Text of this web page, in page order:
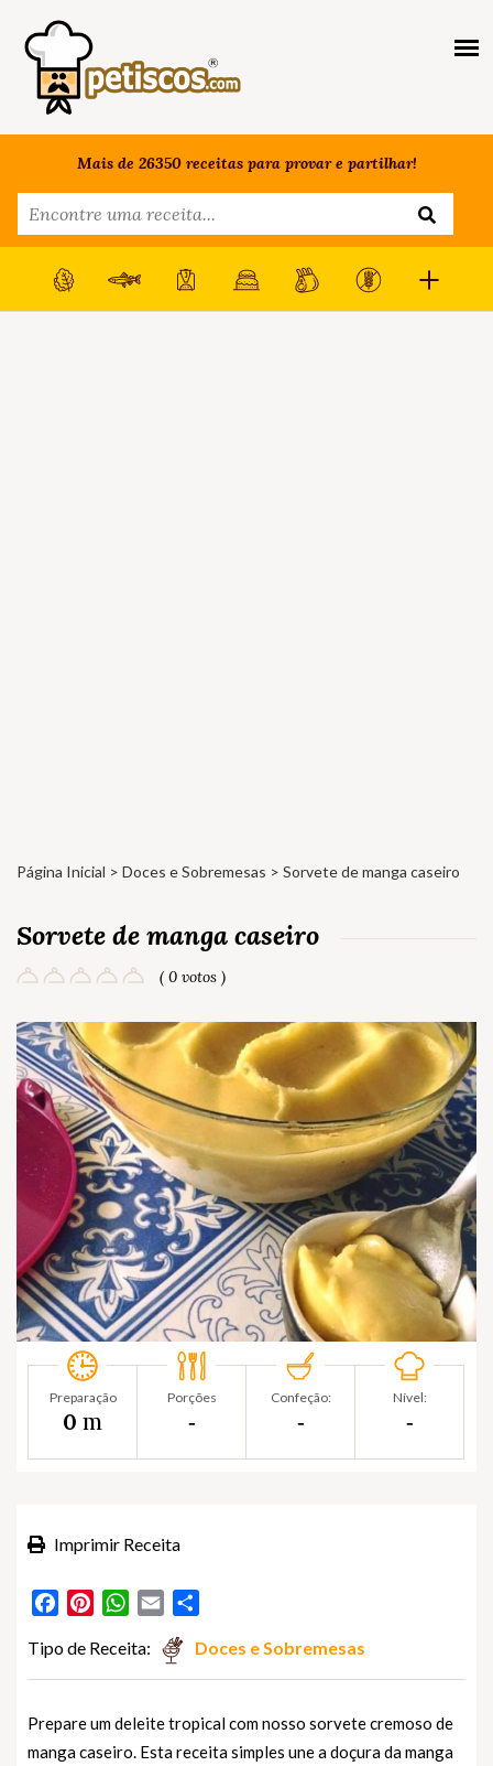
Mais de 26350 receitas para provar e partilhar!
Página Inicial > Doces e Sobremesas > Sorvete de manga caseiro
Sorvete de manga caseiro
( 0 votos )
Preparação
0 m
Porções
‐
Confeção:
‐
Nível:
‐
Imprimir Receita
FacebookPinterestWhatsApp
Email
Tipo de Receita: Doces e Sobremesas
Prepare um deleite tropical com nosso sorvete cremoso de
manga caseiro. Esta receita simples une a doçura da manga